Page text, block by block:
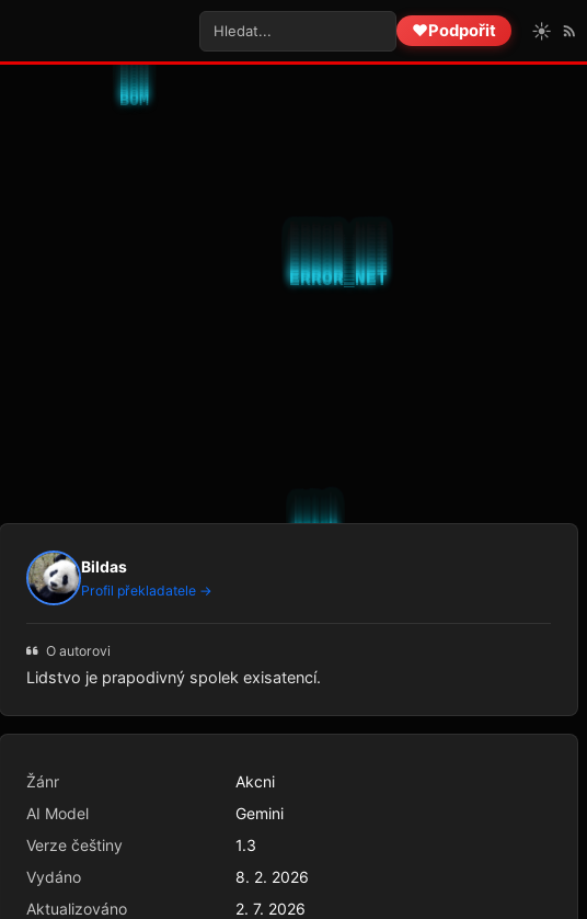
❤️Podpořit ☀️
Bildas
Profil překladatele →
O autorovi
Lidstvo je prapodivný spolek exisatencí.
Žánr
Akcni
AI Model
Gemini
Verze češtiny
1.3
Vydáno
8. 2. 2026
Aktualizováno
2. 7. 2026